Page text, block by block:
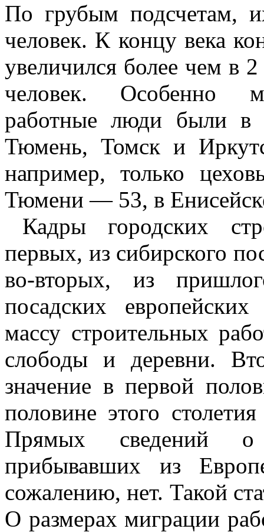
По грубым подсчетам,
человек. К концу века
увеличился более чем в
человек. Особенно
работные люди были в
Тюмень, Томск и
например, только
Тюмени — 53, в
Кадры городских
первых, из сибирского
во-вторых, из
посадских
массу строительных
слободы и деревни.
значение в первой
половине этого
Прямых сведений
прибывавших из
сожалению, нет. Такой
О размерах миграции